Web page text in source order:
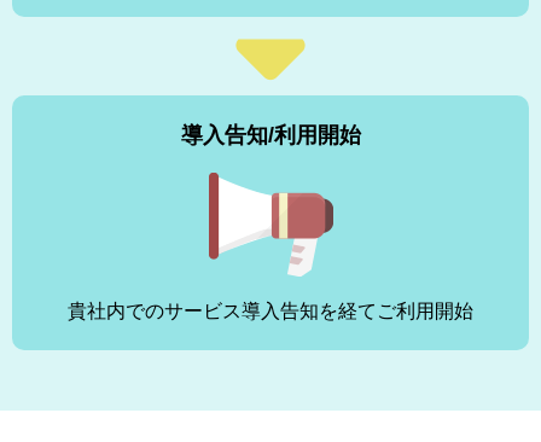
導入告知/利用開始
貴社内でのサービス導入告知を経てご利用開始